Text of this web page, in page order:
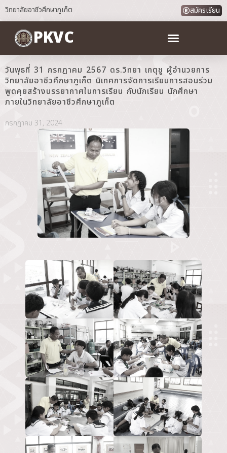
วิทยาลัยอาชีวศึกษาภูเก็ต สมัครเรียน
PKVC
วันพุธที่ 31 กรกฎาคม 2567 ดร.วิทยา เกตุชู ผู้อำนวยการ
วิทยาลัยอาชีวศึกษาภูเก็ต นิเทศการจัดการเรียนการสอนร่วม
พูดคุยสร้างบรรยากาศในการเรียน กับนักเรียน นักศึกษา
ภายในวิทยาลัยอาชีวศึกษาภูเก็ต
กรกฎาคม 31, 2024